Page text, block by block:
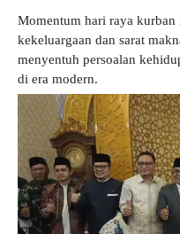
Momentum hari raya
kekeluargaan dan sarat
menyentuh persoalan
di era modern.